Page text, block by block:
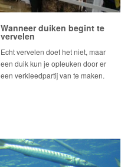
Wanneer duiken begint te
vervelen
Echt vervelen doet het niet, maar
een duik kun je opleuken door er
een verkleedpartij van te maken.